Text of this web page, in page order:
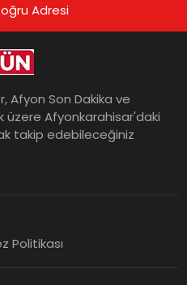
Adresi
Afyon Son Dakika ve
Afyonkarahisar'daki
takip edebileceğiniz
Politikası